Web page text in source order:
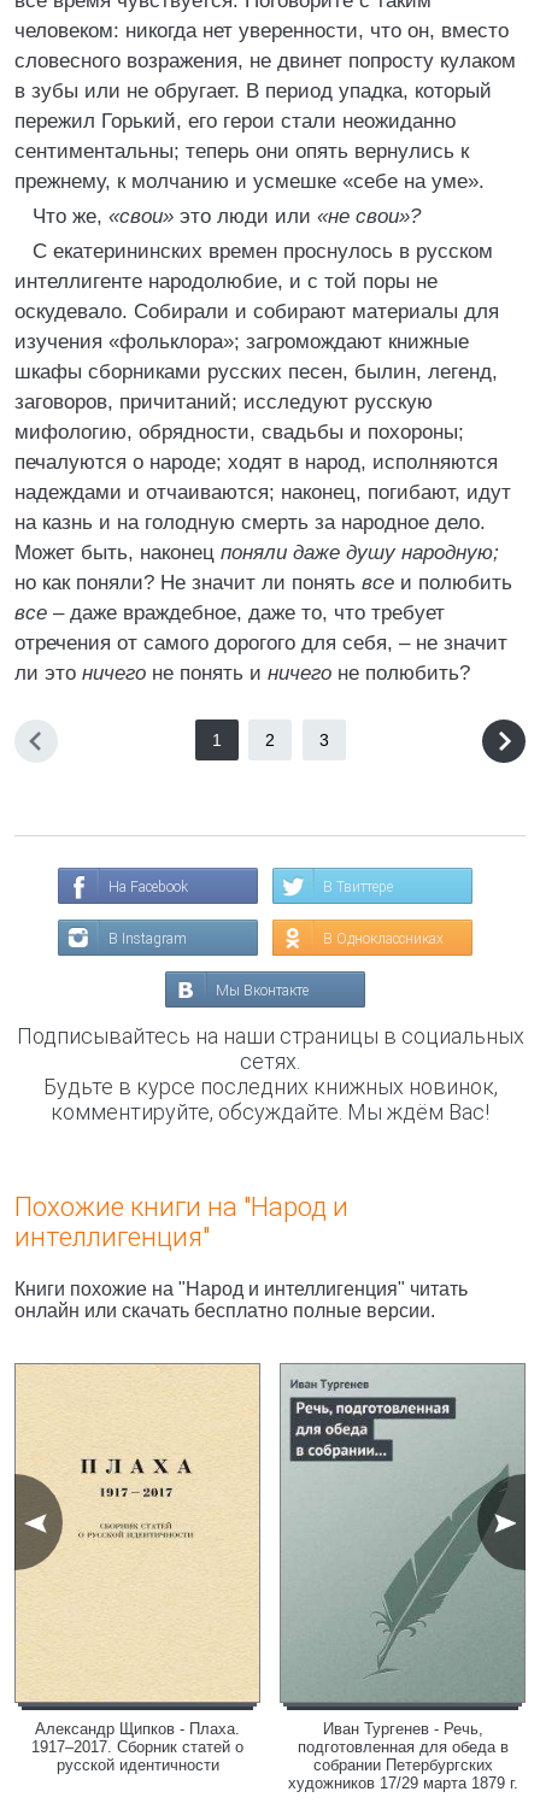
человеком: никогда нет уверенности, что он, вместо
словесного возражения, не двинет попросту кулаком
в зубы или не обругает. В период упадка, который
пережил Горький, его герои стали неожиданно
сентиментальны; теперь они опять вернулись к
прежнему, к молчанию и усмешке «себе на уме».
Что же, «свои» это люди или «не свои»?
С екатерининских времен проснулось в русском
интеллигенте народолюбие, и с той поры не
оскудевало. Собирали и собирают материалы для
изучения «фольклора»; загромождают книжные
шкафы сборниками русских песен, былин, легенд,
заговоров, причитаний; исследуют русскую
мифологию, обрядности, свадьбы и похороны;
печалуются о народе; ходят в народ, исполняются
надеждами и отчаиваются; наконец, погибают, идут
на казнь и на голодную смерть за народное дело.
Может быть, наконец поняли даже душу народную;
но как поняли? Не значит ли понять все и полюбить
все – даже враждебное, даже то, что требует
отречения от самого дорогого для себя, – не значит
ли это ничего не понять и ничего не полюбить?
1 2 3
На Facebook В Твиттере
В Instagram В Одноклассниках
Мы Вконтакте
Подписывайтесь на наши страницы в социальных
сетях.
Будьте в курсе последних книжных новинок,
комментируйте, обсуждайте. Мы ждём Вас!
Похожие книги на "Народ и
интеллигенция"
Книги похожие на "Народ и интеллигенция" читать
онлайн или скачать бесплатно полные версии.
Александр Щипков - Плаха.
1917–2017. Сборник статей о
русской идентичности
Иван Тургенев - Речь,
подготовленная для обеда в
собрании Петербургских
художников 17/29 марта 1879 г.